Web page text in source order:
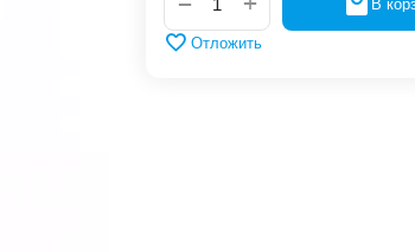
В
Отложить